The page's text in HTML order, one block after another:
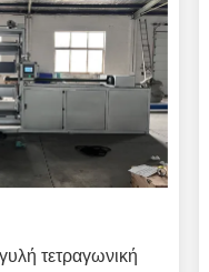
τετραγωνική